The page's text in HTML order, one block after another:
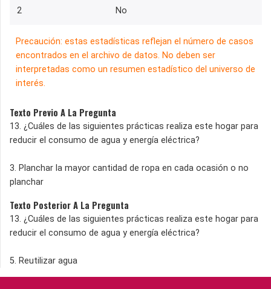
2 No
Precaución: estas estadísticas reflejan el número de casos
encontrados en el archivo de datos. No deben ser
interpretadas como un resumen estadístico del universo de
interés.
Texto Previo A La Pregunta
13. ¿Cuáles de las siguientes prácticas realiza este hogar para
reducir el consumo de agua y energía eléctrica?
3. Planchar la mayor cantidad de ropa en cada ocasión o no
planchar
Texto Posterior A La Pregunta
13. ¿Cuáles de las siguientes prácticas realiza este hogar para
reducir el consumo de agua y energía eléctrica?
5. Reutilizar agua